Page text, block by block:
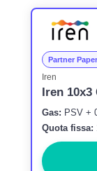
Partner
Iren
Iren 10x3
Gas: PSV +
Quota fissa: